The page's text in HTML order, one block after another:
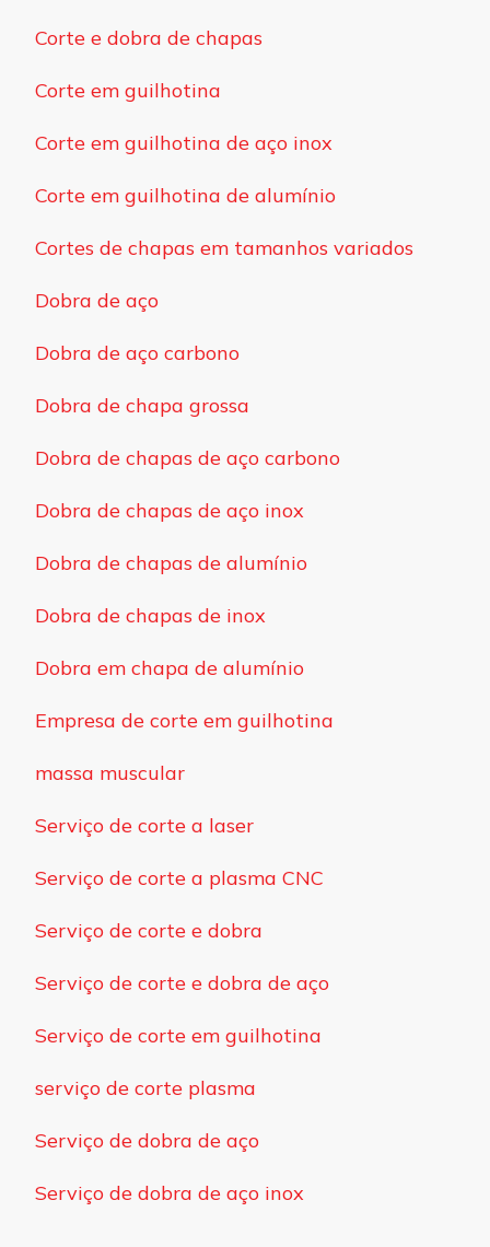
Corte e dobra de chapas
Corte em guilhotina
Corte em guilhotina de aço inox
Corte em guilhotina de alumínio
Cortes de chapas em tamanhos variados
Dobra de aço
Dobra de aço carbono
Dobra de chapa grossa
Dobra de chapas de aço carbono
Dobra de chapas de aço inox
Dobra de chapas de alumínio
Dobra de chapas de inox
Dobra em chapa de alumínio
Empresa de corte em guilhotina
massa muscular
Serviço de corte a laser
Serviço de corte a plasma CNC
Serviço de corte e dobra
Serviço de corte e dobra de aço
Serviço de corte em guilhotina
serviço de corte plasma
Serviço de dobra de aço
Serviço de dobra de aço inox